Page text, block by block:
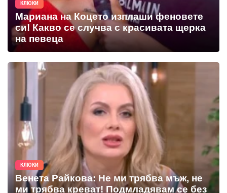
КЛЮКИ
Мариана на Коцето изплаши феновете
си! Какво се случва с красивата щерка
на певеца
КЛЮКИ
Венета Райкова: Не ми трябва мъж, не
ми трябва креват! Подмладявам се без